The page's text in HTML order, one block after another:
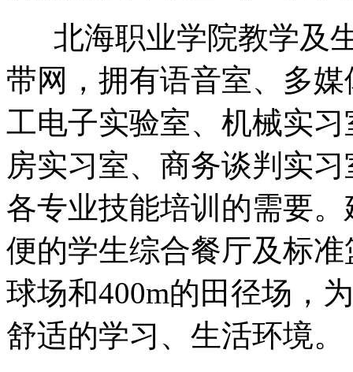
北海职业学院教学及
带网，拥有语音室、多
工电子实验室、机械实
房实习室、商务谈判实
各专业技能培训的需要
便的学生综合餐厅及标
球场和400m的田径场，
舒适的学习、生活环境。